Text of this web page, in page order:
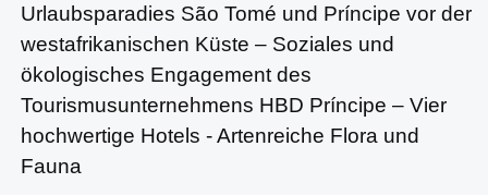
Urlaubsparadies São Tomé und Príncipe vor der
westafrikanischen Küste – Soziales und
ökologisches Engagement des
Tourismusunternehmens HBD Príncipe – Vier
hochwertige Hotels - Artenreiche Flora und
Fauna